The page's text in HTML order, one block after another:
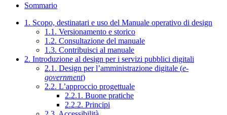
Sommario
1. Scopo, destinatari e uso del Manuale operativo di design
1.1. Versionamento e storico
1.2. Consultazione del manuale
1.3. Contribuisci al manuale
2. Introduzione al design per i servizi pubblici digitali
2.1. Design per l’amministrazione digitale (e-
government)
2.2. L’approccio progettuale
2.2.1. Buone pratiche
2.2.2. Principi